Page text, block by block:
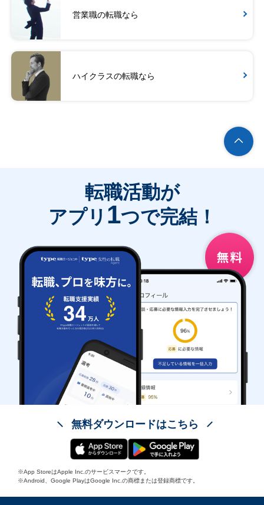
営業職の転職なら
ハイクラスの転職なら
転職活動が
アプリ 1つで完結！
無料ダウンロードはこちら
※App StoreはApple Inc.のサービスマークです。
※Android、Google PlayはGoogle Inc.の商標または登録商標です。